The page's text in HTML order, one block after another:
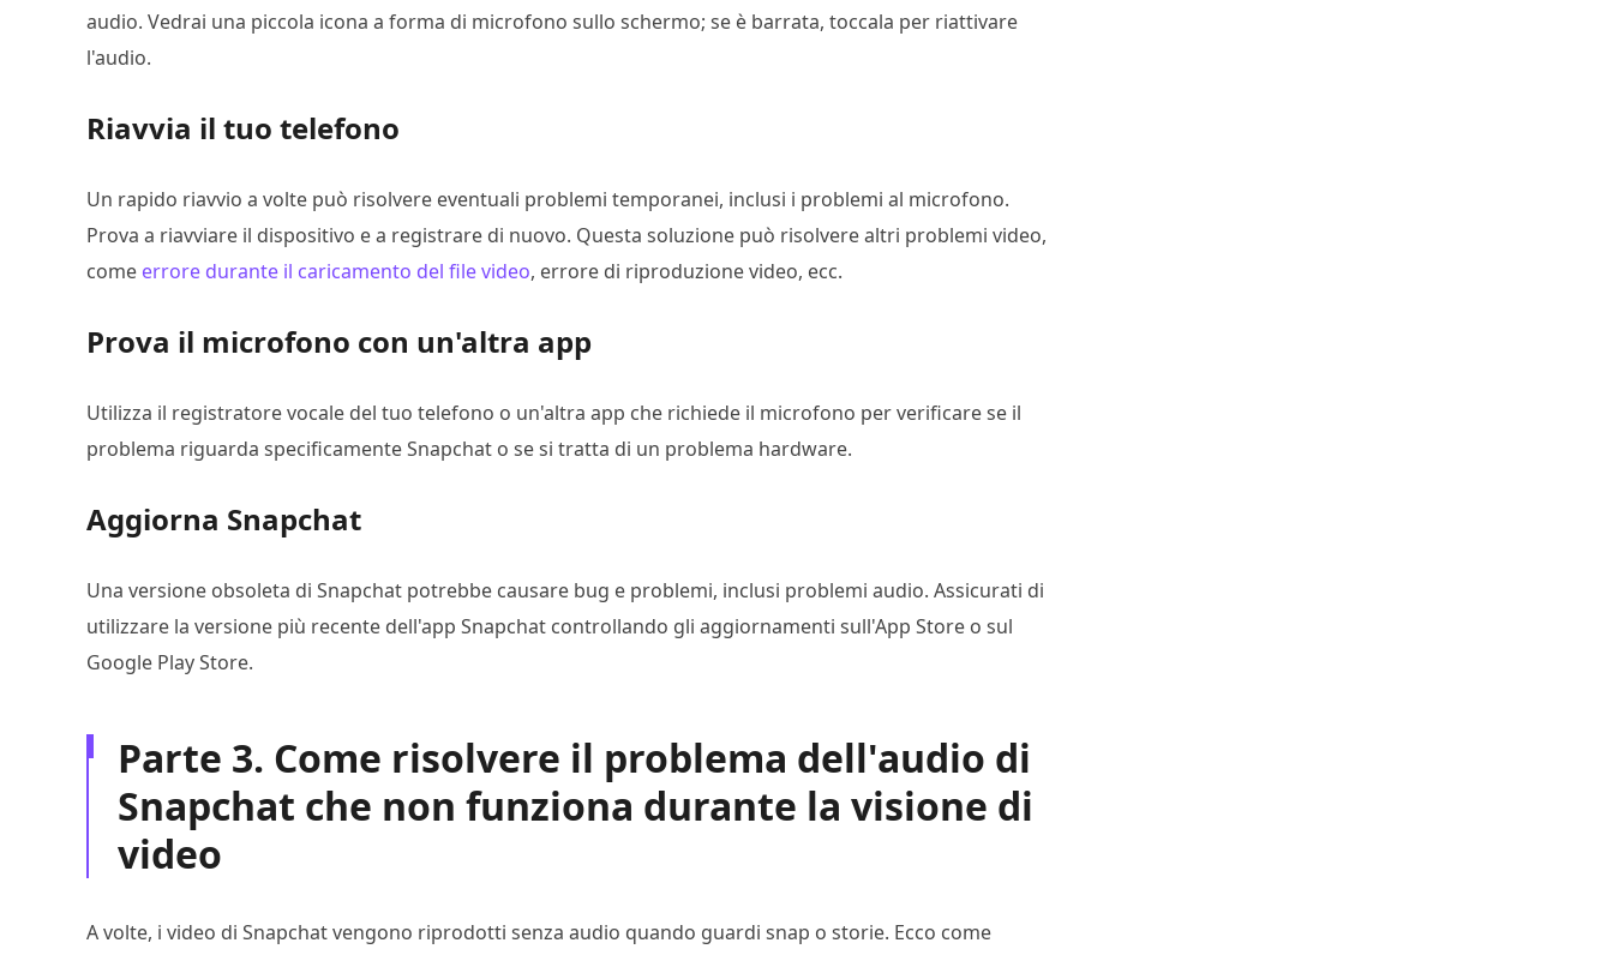
audio. Vedrai una piccola icona a forma di microfono sullo schermo; se è barrata, toccala per riattivare
l'audio.
Riavvia il tuo telefono
Un rapido riavvio a volte può risolvere eventuali problemi temporanei, inclusi i problemi al microfono.
Prova a riavviare il dispositivo e a registrare di nuovo. Questa soluzione può risolvere altri problemi video,
come errore durante il caricamento del file video, errore di riproduzione video, ecc.
Prova il microfono con un'altra app
Utilizza il registratore vocale del tuo telefono o un'altra app che richiede il microfono per verificare se il
problema riguarda specificamente Snapchat o se si tratta di un problema hardware.
Aggiorna Snapchat
Una versione obsoleta di Snapchat potrebbe causare bug e problemi, inclusi problemi audio. Assicurati di
utilizzare la versione più recente dell'app Snapchat controllando gli aggiornamenti sull'App Store o sul
Google Play Store.
Parte 3. Come risolvere il problema dell'audio di
Snapchat che non funziona durante la visione di
video
A volte, i video di Snapchat vengono riprodotti senza audio quando guardi snap o storie. Ecco come